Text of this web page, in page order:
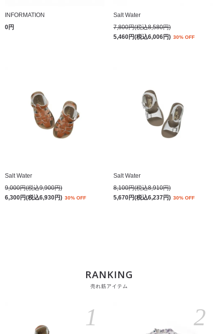
INFORMATION
0円
Salt Water
7,800円(税込8,580円)
5,460円(税込6,006円) 30% OFF
Salt Water
9,000円(税込9,900円)
6,300円(税込6,930円) 30% OFF
Salt Water
8,100円(税込8,910円)
5,670円(税込6,237円) 30% OFF
RANKING
売れ筋アイテム
1 2